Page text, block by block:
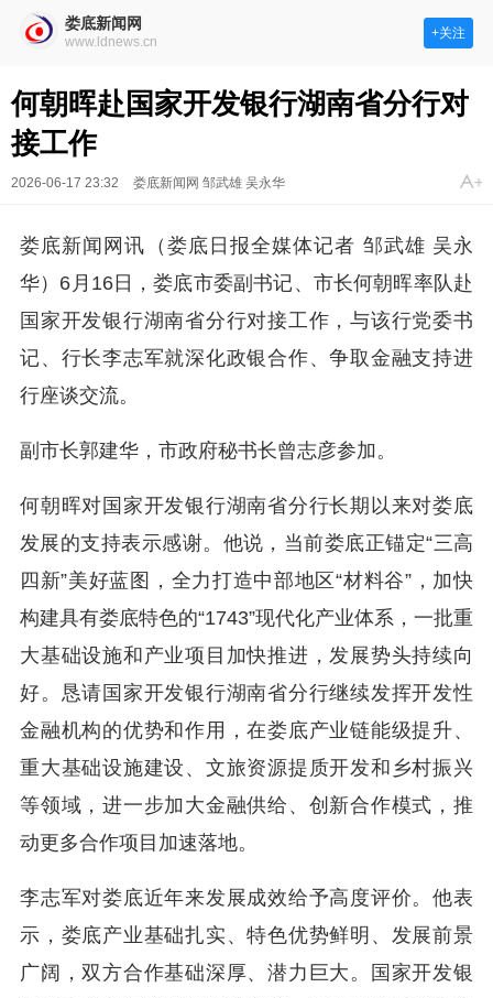
娄底新闻网
www.ldnews.cn
+关注
何朝晖赴国家开发银行湖南省分行对
接工作
2026-06-17 23:32 娄底新闻网 邹武雄 吴永华
娄底新闻网讯（娄底日报全媒体记者 邹武雄 吴永
华）6月16日，娄底市委副书记、市长何朝晖率队赴
国家开发银行湖南省分行对接工作，与该行党委书
记、行长李志军就深化政银合作、争取金融支持进
行座谈交流。
副市长郭建华，市政府秘书长曾志彦参加。
何朝晖对国家开发银行湖南省分行长期以来对娄底
发展的支持表示感谢。他说，当前娄底正锚定“三高
四新”美好蓝图，全力打造中部地区“材料谷”，加快
构建具有娄底特色的“1743”现代化产业体系，一批重
大基础设施和产业项目加快推进，发展势头持续向
好。恳请国家开发银行湖南省分行继续发挥开发性
金融机构的优势和作用，在娄底产业链能级提升、
重大基础设施建设、文旅资源提质开发和乡村振兴
等领域，进一步加大金融供给、创新合作模式，推
动更多合作项目加速落地。
李志军对娄底近年来发展成效给予高度评价。他表
示，娄底产业基础扎实、特色优势鲜明、发展前景
广阔，双方合作基础深厚、潜力巨大。国家开发银